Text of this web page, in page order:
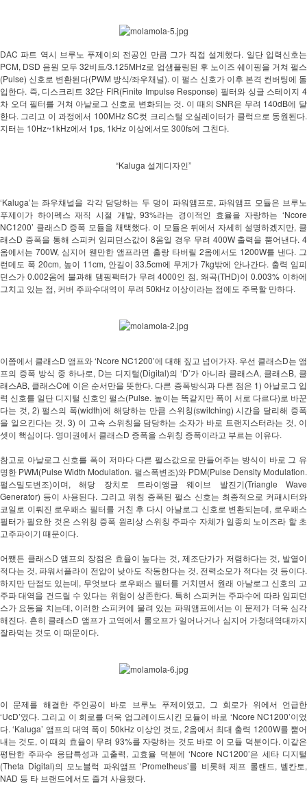
DAC 파트 역시 브루노 푸제이의 전공인 만큼 그가 직접 설계했다. 일단 입력신호는
PCM, DSD 음원 모두 32비트/3.125MHz로 업샘플링된 후 노이즈 쉐이핑을 거쳐 펄스
(Pulse) 신호로 변환된다(PWM 방식/좌우채널). 이 펄스 신호가 이후 본격 컨버팅에 돌
입한다. 즉, 디스크리트 32단 FIR(Finite Impulse Response) 필터와 싱글 스테이지 4
차 오더 필터를 거쳐 아날로그 신호로 변화되는 것. 이 때의 SNR은 무려 140dB에 달
한다. 그리고 이 과정에서 100MHz SC컷 크리스털 오실레이터가 클럭으로 동원된다.
지터는 10Hz~1kHz에서 1ps, 1kHz 이상에서도 300fs에 그친다.
“Kaluga 설계디자인”
‘Kaluga’는 좌우채널을 각각 담당하는 두 덩이 파워앰프로, 파워앰프 모듈은 브루노
푸제이가 하이펙스 재직 시절 개발, 93%라는 경이적인 효율을 자랑하는 ‘Ncore
NC1200’ 클래스D 증폭 모듈을 채택했다. 이 모듈은 뒤에서 자세히 설명하겠지만, 클
래스D 증폭을 통해 스피커 임피던스값이 8옴일 경우 무려 400W 출력을 뿜어낸다. 4
옴에서는 700W, 심지어 웬만한 앰프라면 홀랑 타버릴 2옴에서도 1200W를 낸다. 그
런데도 폭 20cm, 높이 11cm, 안길이 33.5cm에 무게가 7kg밖에 안나간다. 출력 임피
던스가 0.002옴에 불과해 댐핑팩터가 무려 4000인 점, 왜곡(THD)이 0.003% 이하에
그치고 있는 점, 커버 주파수대역이 무려 50kHz 이상이라는 점에도 주목할 만하다.
이쯤에서 클래스D 앰프와 ‘Ncore NC1200’에 대해 짚고 넘어가자. 우선 클래스D는 앰
프의 증폭 방식 중 하나로, D는 디지털(Digital)의 ‘D’가 아니라 클래스A, 클래스B, 클
래스AB, 클래스C에 이은 순서만을 뜻한다. 다른 증폭방식과 다른 점은 1) 아날로그 입
력 신호를 일단 디지털 신호인 펄스(Pulse. 높이는 똑같지만 폭이 서로 다르다)로 바꾼
다는 것, 2) 펄스의 폭(width)에 해당하는 만큼 스위칭(switching) 시간을 달리해 증폭
을 일으킨다는 것, 3) 이 고속 스위칭을 담당하는 소자가 바로 트랜지스터라는 것, 이
셋이 핵심이다. 영미권에서 클래스D 증폭을 스위칭 증폭이라고 부르는 이유다.
참고로 아날로그 신호를 폭이 저마다 다른 펄스값으로 만들어주는 방식이 바로 그 유
명한 PWM(Pulse Width Modulation. 펄스폭변조)와 PDM(Pulse Density Modulation.
펄스밀도변조)이며, 해당 장치로 트라이앵글 웨이브 발진기(Triangle Wave
Generator) 등이 사용된다. 그리고 위칭 증폭된 펄스 신호는 최종적으로 커패시터와
코일로 이뤄진 로우패스 필터를 거친 후 다시 아날로그 신호로 변환되는데, 로우패스
필터가 필요한 것은 스위칭 증폭 원리상 스위칭 주파수 자체가 일종의 노이즈라 할 초
고주파이기 때문이다.
어쨌든 클래스D 앰프의 장점은 효율이 높다는 것, 제조단가가 저렴하다는 것, 발열이
적다는 것, 파워서플라이 전압이 낮아도 작동한다는 것, 전력소모가 적다는 것 등이다.
하지만 단점도 있는데, 무엇보다 로우패스 필터를 거치면서 원래 아날로그 신호의 고
주파 대역을 건드릴 수 있다는 위험이 상존한다. 특히 스피커는 주파수에 따라 임피던
스가 요동을 치는데, 이러한 스피커에 물려 있는 파워앰프에서는 이 문제가 더욱 심각
해진다. 흔히 클래스D 앰프가 고역에서 롤오프가 일어나거나 심지어 가청대역대까지
잘라먹는 것도 이 때문이다.
이 문제를 해결한 주인공이 바로 브루노 푸제이였고, 그 회로가 위에서 언급한
‘UcD’였다. 그리고 이 회로를 더욱 업그레이드시킨 모듈이 바로 ‘Ncore NC1200’이었
다. ‘Kaluga’ 앰프의 대역 폭이 50kHz 이상인 것도, 2옴에서 최대 출력 1200W를 뿜어
내는 것도, 이 때의 효율이 무려 93%를 자랑하는 것도 바로 이 모듈 덕분이다. 이같은
평탄한 주파수 응답특성과 고출력, 고효율 덕분에 ‘Ncore NC1200’은 세타 디지털
(Theta Digital)의 모노블럭 파워앰프 ‘Prometheus’를 비롯해 제프 롤랜드, 벨칸토,
NAD 등 타 브랜드에서도 즐겨 사용됐다.